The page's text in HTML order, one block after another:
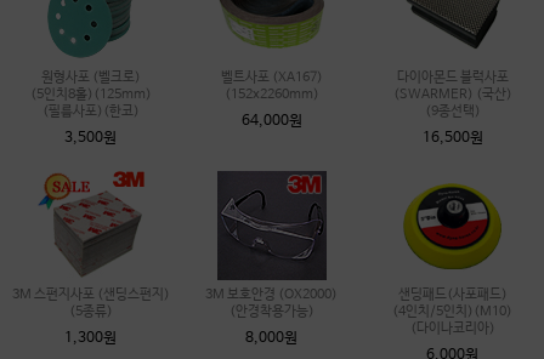
원형사포 (벨크로)
(5인치8홀)(125mm)
(필름사포)(한코)
3,500원
벨트사포 (XA167)
(152x2260mm)
64,000원
다이아몬드 블럭사포
(SWARMER) (국산)
(9종선택)
16,500원
3M 스펀지사포 (샌딩스펀지)
(5종류)
1,300원
3M 보호안경 (OX2000)
(안경착용가능)
8,000원
샌딩패드(사포패드)
(4인치/5인치)(M10)
(다이나코리아)
6,000원